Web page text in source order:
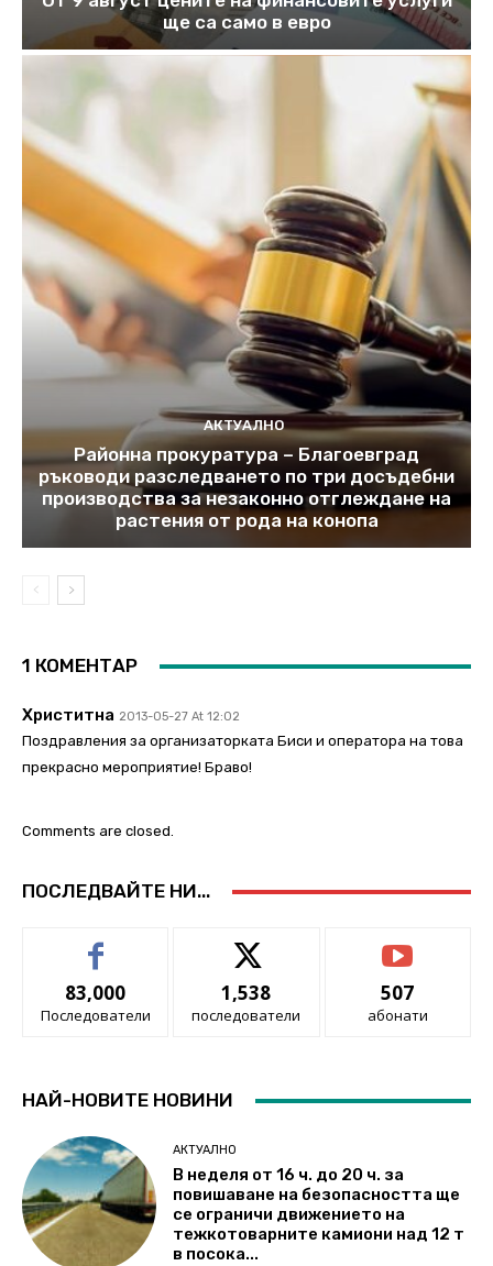
ще са само в евро
АКТУАЛНО
Районна прокуратура – Благоевград
ръководи разследването по три досъдебни
производства за незаконно отглеждане на
растения от рода на конопа
1 КОМЕНТАР
Христитна 2013-05-27 At 12:02
Поздравления за организаторката Биси и оператора на това
прекрасно мероприятие! Браво!
Comments are closed.
ПОСЛЕДВАЙТЕ НИ...
83,000
Последователи
1,538
последователи
507
абонати
НАЙ-НОВИТЕ НОВИНИ
АКТУАЛНО
В неделя от 16 ч. до 20 ч. за
повишаване на безопасността ще
се ограничи движението на
тежкотоварните камиони над 12 т
в посока...